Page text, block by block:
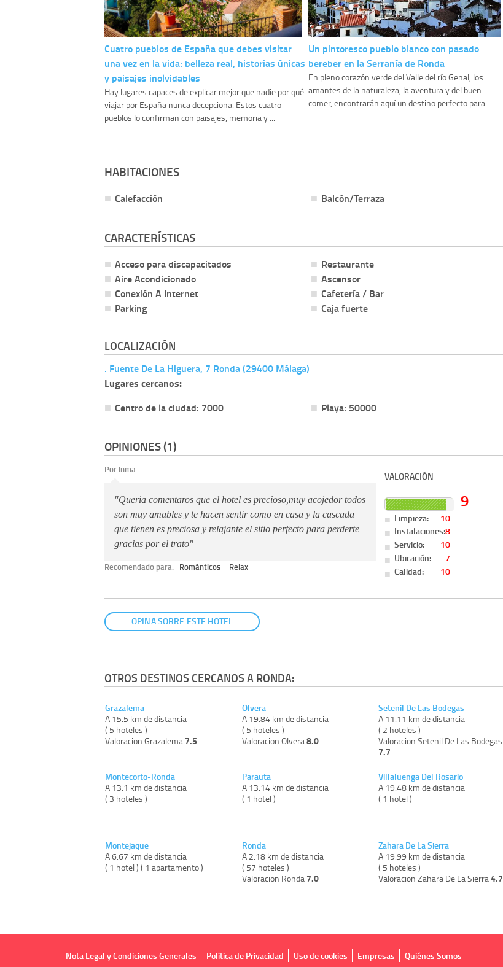
Cuatro pueblos de España que debes visitar
una vez en la vida: belleza real, historias únicas
y paisajes inolvidables
Hay lugares capaces de explicar mejor que nadie por qué
viajar por España nunca decepciona. Estos cuatro
pueblos lo confirman con paisajes, memoria y ...
Un pintoresco pueblo blanco con pasado
bereber en la Serranía de Ronda
En pleno corazón verde del Valle del río Genal, los
amantes de la naturaleza, la aventura y del buen
comer, encontrarán aquí un destino perfecto para ...
HABITACIONES
Calefacción Balcón/Terraza
CARACTERÍSTICAS
Acceso para discapacitados
Aire Acondicionado
Conexión A Internet
Parking
Restaurante
Ascensor
Cafetería / Bar
Caja fuerte
LOCALIZACIÓN
. Fuente De La Higuera, 7 Ronda (29400 Málaga)
Lugares cercanos:
Centro de la ciudad: 7000
Playa: 50000
OPINIONES (1)
Por Inma
"Queria comentaros que el hotel es precioso,muy acojedor todos
son muy amables y te hacen sentir como en casa y la cascada
que tienen es preciosa y relajante el sitio perfecto para perderte
gracias por el trato"
Recomendado para: Románticos Relax
VALORACIÓN
9
Limpieza:
10
Instalaciones:8
Servicio:
10
Ubicación:
7
Calidad:
10
OPINA SOBRE ESTE HOTEL
OTROS DESTINOS CERCANOS A RONDA:
Grazalema
A 15.5 km de distancia
( 5 hoteles )
Valoracion Grazalema 7.5
Montecorto-Ronda
A 13.1 km de distancia
( 3 hoteles )
Montejaque
A 6.67 km de distancia
( 1 hotel ) ( 1 apartamento )
Olvera
A 19.84 km de distancia
( 5 hoteles )
Valoracion Olvera8.0
Parauta
A 13.14 km de distancia
( 1 hotel )
Ronda
A 2.18 km de distancia
( 57 hoteles )
Valoracion Ronda 7.0
Setenil De Las Bodegas
A 11.11 km de distancia
( 2 hoteles )
Valoracion Setenil De Las Bodegas
7.7
Villaluenga Del Rosario
A 19.48 km de distancia
( 1 hotel )
Zahara De La Sierra
A 19.99 km de distancia
( 5 hoteles )
Valoracion Zahara De La Sierra4.7
Nota Legal y Condiciones Generales Política de Privacidad Uso de cookies Empresas Quiénes Somos